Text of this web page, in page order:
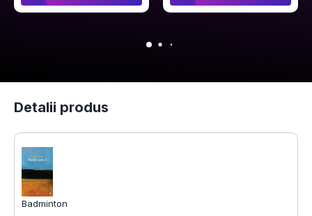
Detalii produs
Badminton